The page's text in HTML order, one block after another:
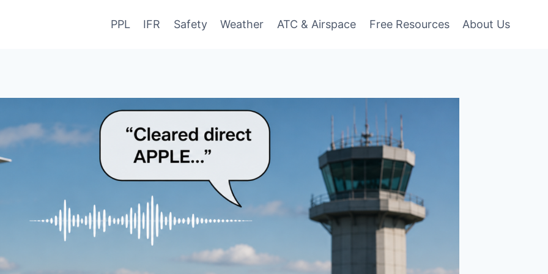
PPL IFR Safety Weather ATC & Airspace Free Resources About Us